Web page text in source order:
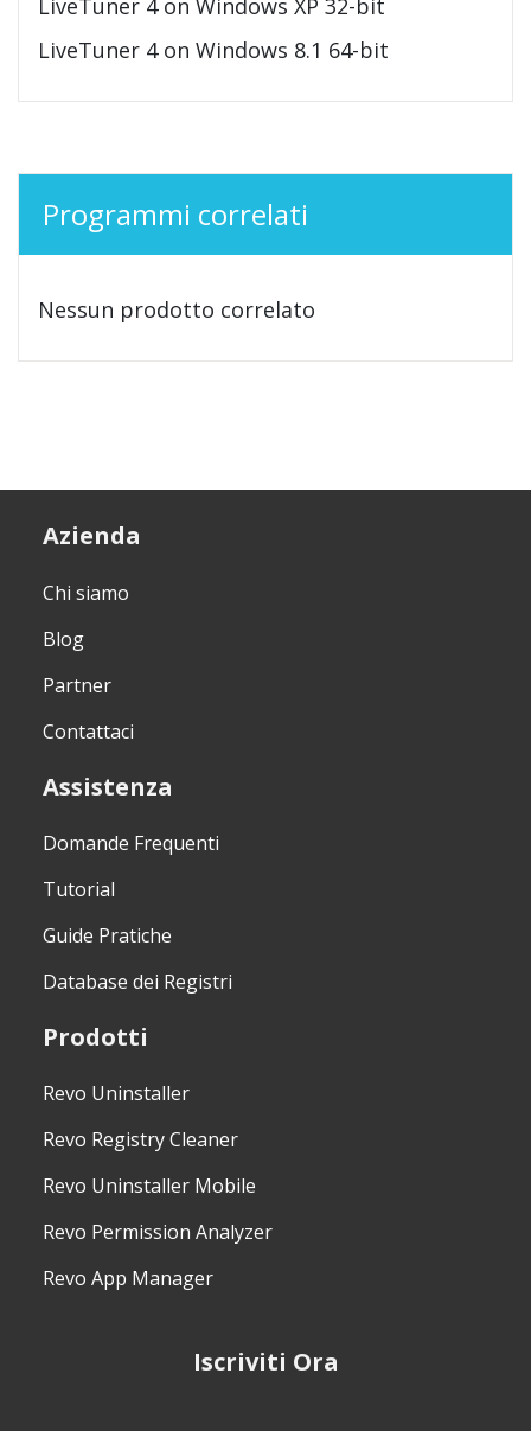
LiveTuner 4 on Windows XP 32-bit
LiveTuner 4 on Windows 8.1 64-bit
Programmi correlati
Nessun prodotto correlato
Azienda
Chi siamo
Blog
Partner
Contattaci
Assistenza
Domande Frequenti
Tutorial
Guide Pratiche
Database dei Registri
Prodotti
Revo Uninstaller
Revo Registry Cleaner
Revo Uninstaller Mobile
Revo Permission Analyzer
Revo App Manager
Iscriviti Ora